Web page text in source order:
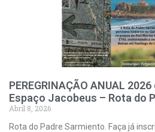
PEREGRINAÇÃO ANUAL
Espaço Jacobeus – Rota do
Abril 8, 2026
Rota do Padre Sarmiento. Faça já